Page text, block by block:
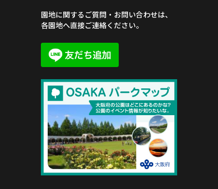
園地に関するご質問・お問い合わせは、
各園地へ直接ご連絡ください。